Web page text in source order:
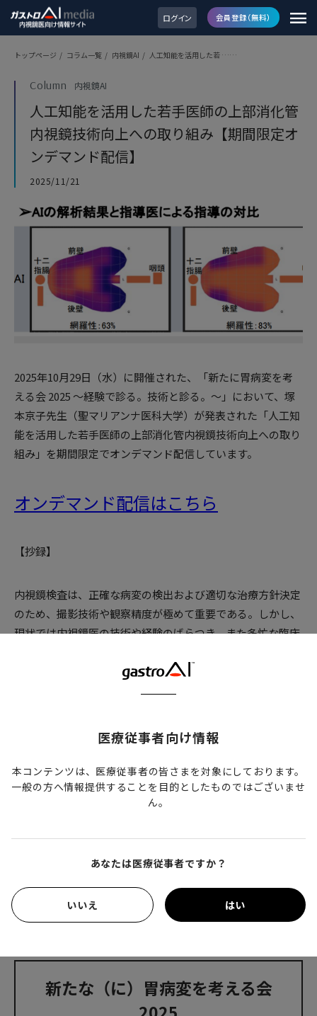
ログイン 会員登録（無料）
トップページ / コラム一覧 / 内視鏡AI / 人工知能を活用した若 ……
Column 内視鏡AI
人工知能を活用した若手医師の上部消化管
内視鏡技術向上への取り組み【期間限定オ
ンデマンド配信】
2025/11/21
2025年10月29日（水）に開催された、「新たに胃病変を考
える会 2025 ～経験で診る。技術と診る。～」において、 塚
本京子先生（聖マリアンナ医科大学）が発表された「人工知
能を活用した若手医師の上部消化管内視鏡技術向上への取り
組み」を期間限定でオンデマンド配信しています。
オンデマンド配信はこちら
【抄録】
内視鏡検査は、正確な病変の検出および適切な治療方針決定
のため、撮影技術や観察精度が極めて重要である。しかし、
現状では内視鏡医の技術や経験のばらつき、また多忙な臨床
ぼしている。我々は、内視鏡AI(gastroBASE screening X,
AIM社製)を内視鏡の撮影技術・観察精度のより定量化された
した。その教育効果について、従来型の指導医による教育と
の比較も含め、報告する。
【発表者・共著者】
1.聖マリアンナ医科大学 消化器内科
新たな（に）胃病変を考える会
医療従事者向け情報
本コンテンツは、医療従事者の皆さまを対象にしております。
一般の方へ情報提供することを目的としたものではございませ
ん。
あなたは医療従事者ですか？
いいえ はい